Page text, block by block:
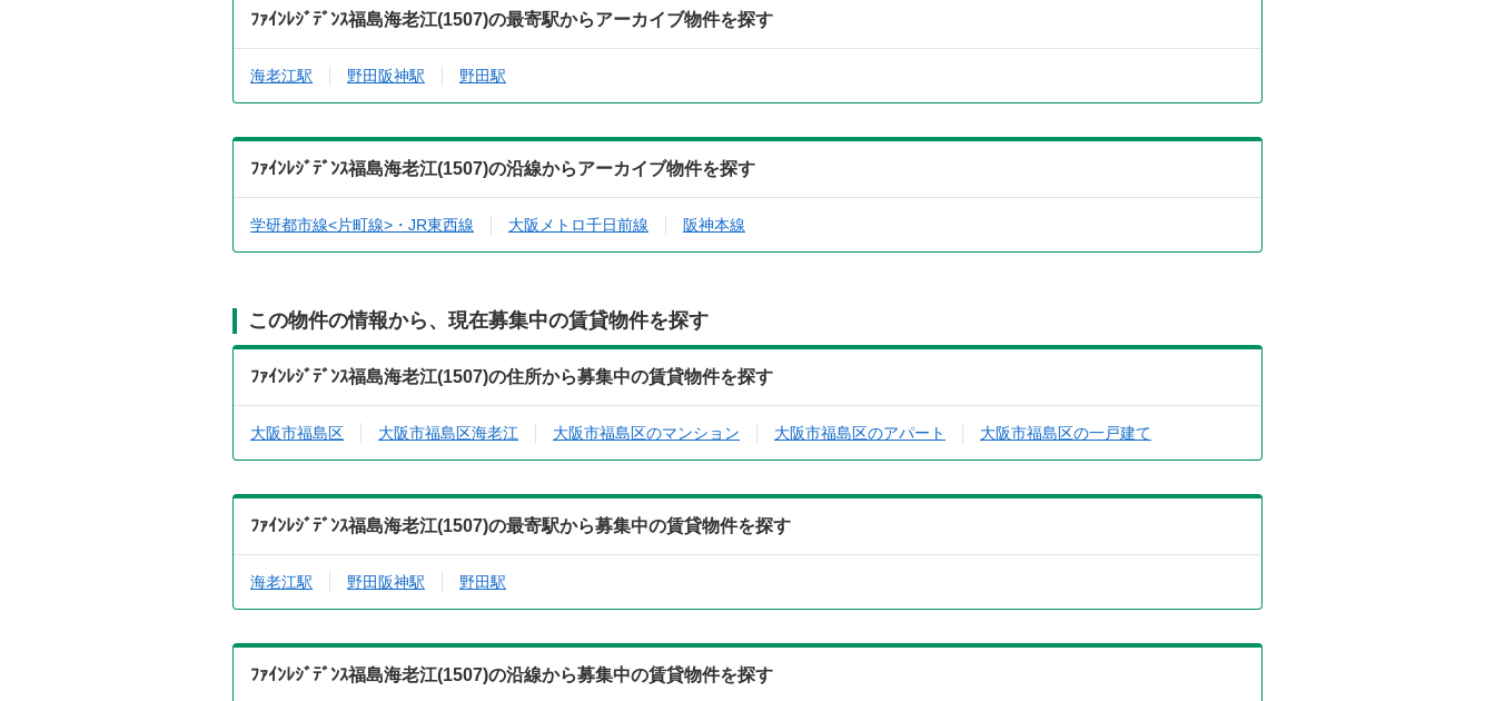
ﾌｧｲﾝﾚｼﾞﾃﾞﾝｽ福島海老江(1507)の最寄駅からアーカイブ物件を探す
海老江駅 野田阪神駅 野田駅
ﾌｧｲﾝﾚｼﾞﾃﾞﾝｽ福島海老江(1507)の沿線からアーカイブ物件を探す
学研都市線<片町線>・JR東西線 大阪メトロ千日前線 阪神本線
この物件の情報から、現在募集中の賃貸物件を探す
ﾌｧｲﾝﾚｼﾞﾃﾞﾝｽ福島海老江(1507)の住所から募集中の賃貸物件を探す
大阪市福島区 大阪市福島区海老江 大阪市福島区のマンション 大阪市福島区のアパート 大阪市福島区の一戸建て
ﾌｧｲﾝﾚｼﾞﾃﾞﾝｽ福島海老江(1507)の最寄駅から募集中の賃貸物件を探す
海老江駅 野田阪神駅 野田駅
ﾌｧｲﾝﾚｼﾞﾃﾞﾝｽ福島海老江(1507)の沿線から募集中の賃貸物件を探す